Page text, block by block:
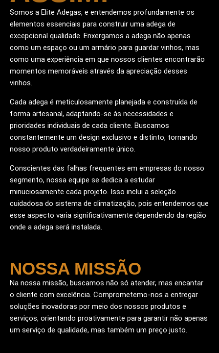
Somos a Elite Adegas, e entendemos profundamente os
elementos essenciais para construir uma adega de
excepcional qualidade. Enxergamos a adega não apenas
como um espaço ou um armário para guardar vinhos, mas
como uma experiência em que nossos clientes encontrarão
momentos memoráveis através da apreciação desses
vinhos.
Cada adega é meticulosamente planejada e construída de
forma artesanal, adaptando-se às necessidades e
prioridades individuais de cada cliente. Buscamos
constantemente um design exclusivo e distinto, tornando
nosso produto verdadeiramente único.
Conscientes das falhas frequentes em empresas do nosso
segmento, nossa equipe se dedica a estudar
minuciosamente cada projeto. Isso inclui a seleção
cuidadosa do sistema de climatização, pois entendemos que
esse aspecto varia significativamente dependendo da região
onde a adega será instalada.
NOSSA MISSÃO
Na nossa missão, buscamos não só atender, mas encantar
o cliente com excelência. Comprometemo-nos a entregar
soluções inovadoras por meio dos nossos produtos e
serviços, orientando proativamente para garantir não apenas
um serviço de qualidade, mas também um preço justo.